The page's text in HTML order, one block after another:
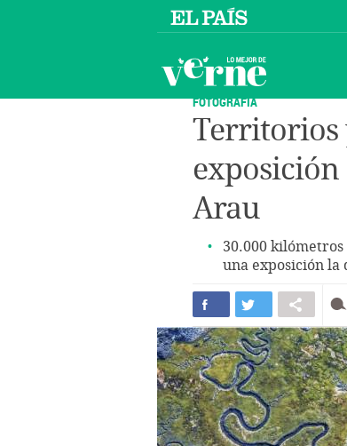
FOTOGRAFÍA
Territorios
Arau
30.000
una exposición la